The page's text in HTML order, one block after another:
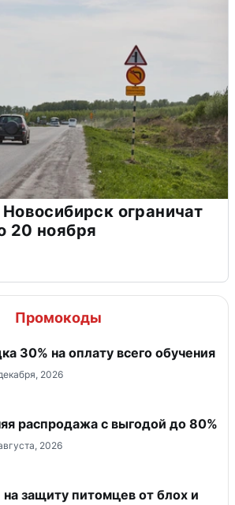
ограничат
20 ноября
Промокоды
30% на оплату всего обучения
2026
распродажа с выгодой до 80%
2026
на защиту питомцев от блох и